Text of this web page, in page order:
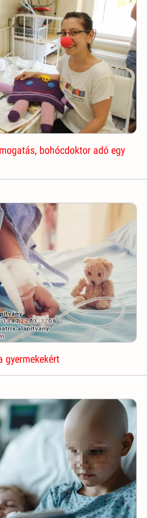
bohócdoktor adó egy
gyermekekért